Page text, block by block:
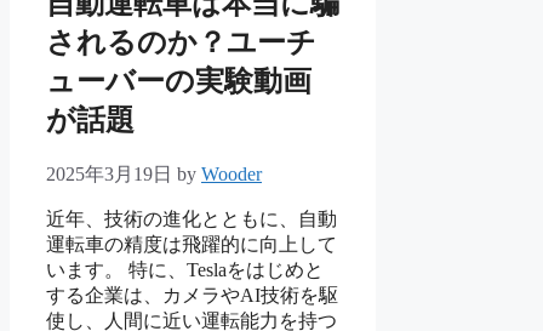
されるのか？ユーチ
ューバーの実験動画
が話題
2025年3月19日 by Wooder
近年、技術の進化とともに、自動
運転車の精度は飛躍的に向上して
います。 特に、Teslaをはじめと
する企業は、カメラやAI技術を駆
使し、人間に近い運転能力を持つ